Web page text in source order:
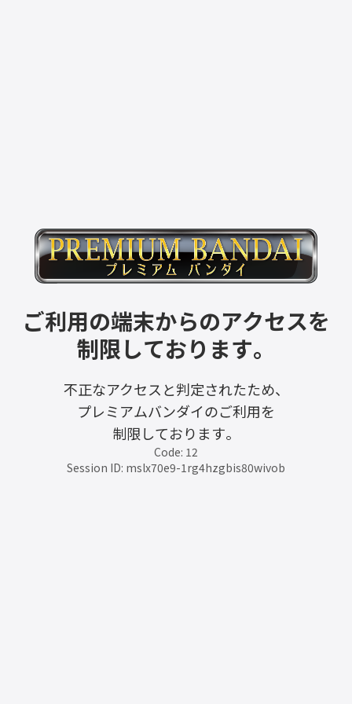
ご利用の端末からのアクセスを
制限しております。
不正なアクセスと判定されたため、
プレミアムバンダイのご利用を
制限しております。
Code: 12
Session ID: mslx70e9-1rg4hzgbis80wivob